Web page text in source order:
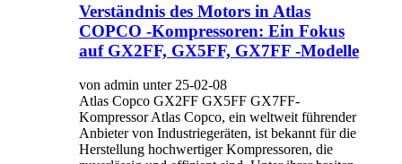
Verständnis des Motors in Atlas
COPCO -Kompressoren: Ein Fokus
auf GX2FF, GX5FF, GX7FF -Modelle
von admin unter 25-02-08
Atlas Copco GX2FF GX5FF GX7FF-
Kompressor Atlas Copco, ein weltweit führender
Anbieter von Industriegeräten, ist bekannt für die
Herstellung hochwertiger Kompressoren, die